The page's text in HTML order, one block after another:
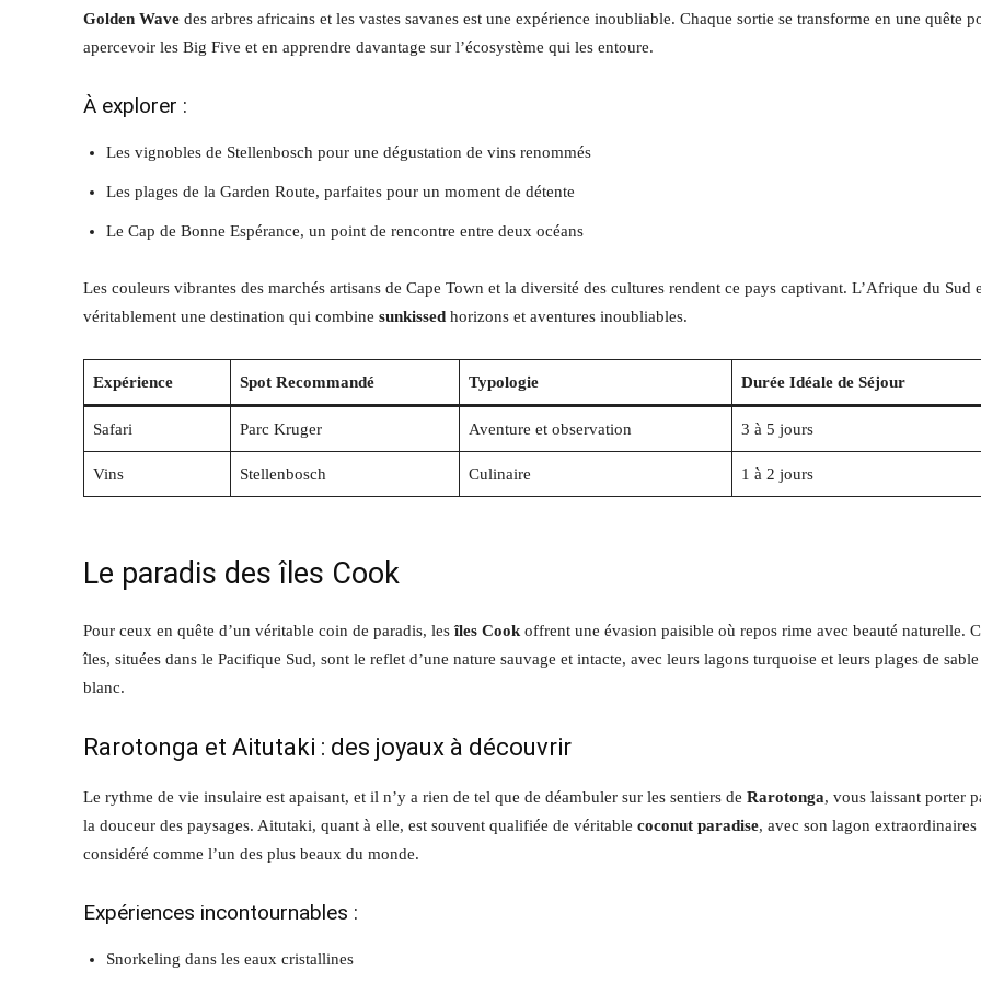
Golden Wave des arbres africains et les vastes savanes est une expérience inoubliable. Chaque sortie se transforme en une quête
apercevoir les Big Five et en apprendre davantage sur l’écosystème qui les entoure.
À explorer :
Les vignobles de Stellenbosch pour une dégustation de vins renommés
Les plages de la Garden Route, parfaites pour un moment de détente
Le Cap de Bonne Espérance, un point de rencontre entre deux océans
Les couleurs vibrantes des marchés artisans de Cape Town et la diversité des cultures rendent ce pays captivant. L’Afrique du Sud
véritablement une destination qui combine sunkissed horizons et aventures inoubliables.
Expérience Spot Recommandé Typologie Durée Idéale de Séjour
Safari Parc Kruger Aventure et observation 3 à 5 jours
Vins Stellenbosch Culinaire 1 à 2 jours
Le paradis des îles Cook
Pour ceux en quête d’un véritable coin de paradis, les îles Cook offrent une évasion paisible où repos rime avec beauté naturelle.
îles, situées dans le Pacifique Sud, sont le reflet d’une nature sauvage et intacte, avec leurs lagons turquoise et leurs plages de sable
blanc.
Rarotonga et Aitutaki : des joyaux à découvrir
Le rythme de vie insulaire est apaisant, et il n’y a rien de tel que de déambuler sur les sentiers de Rarotonga, vous laissant porter
la douceur des paysages. Aitutaki, quant à elle, est souvent qualifiée de véritable coconut paradise, avec son lagon extraordinaires
considéré comme l’un des plus beaux du monde.
Expériences incontournables :
Snorkeling dans les eaux cristallines